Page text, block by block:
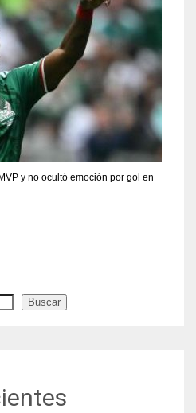
y no ocultó emoción por gol en
Buscar